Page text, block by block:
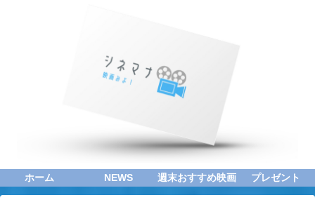
ホーム NEWS 週末おすすめ映画 プレゼント